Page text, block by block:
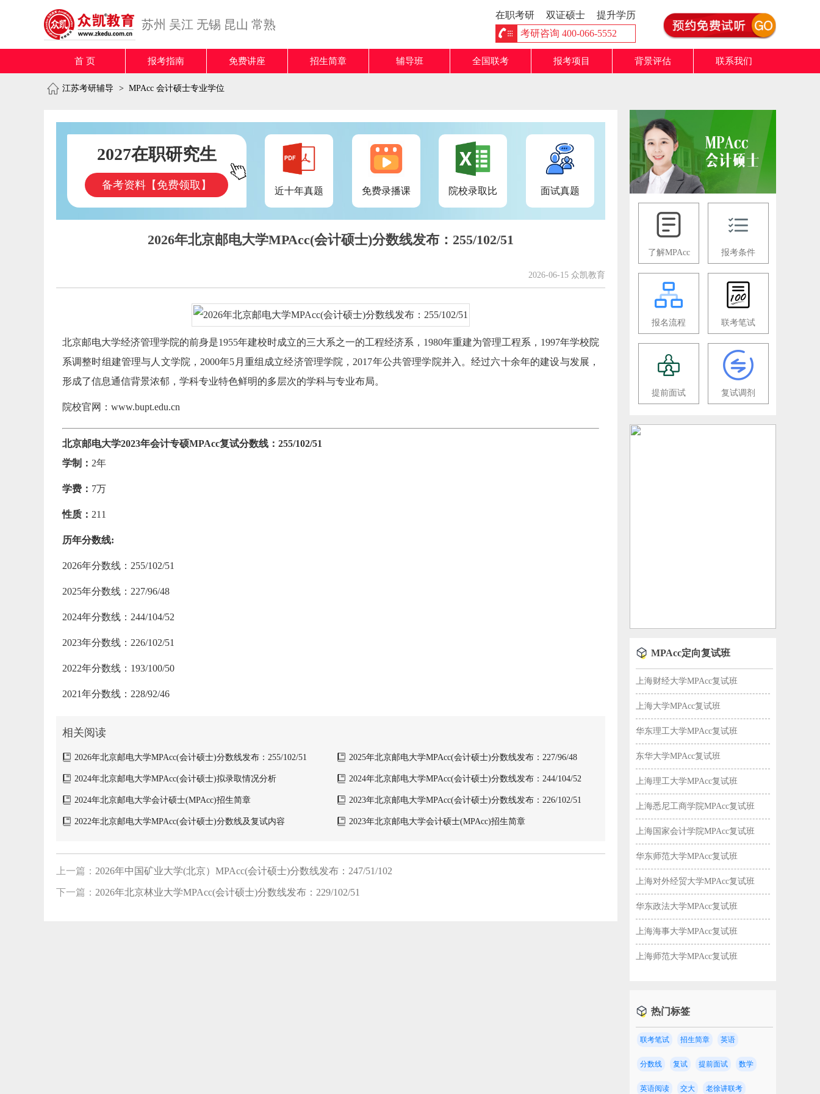
苏州 吴江 无锡 昆山 常熟
在职考研 双证硕士
提升学历
考研咨询 400-066-5552
首 页 报考指南 免费讲座 招生简章 辅导班 全国联考 报考项目 背景评估 联系我们
江苏考研辅导 > MPAcc 会计硕士专业学位
2027在职研究生
备考资料【免费领取】 近十年真题 免费录播课 院校录取比 面试真题
2026年北京邮电大学MPAcc(会计硕士)分数线发布：255/102/51
2026-06-15 众凯教育
北京邮电大学经济管理学院的前身是1955年建校时成立的三大系之一的工程经济系，1980年重建为管理工程系，1997年学校院
系调整时组建管理与人文学院，2000年5月重组成立经济管理学院，2017年公共管理学院并入。经过六十余年的建设与发展，
形成了信息通信背景浓郁，学科专业特色鲜明的多层次的学科与专业布局。
院校官网：www.bupt.edu.cn
北京邮电大学2023年会计专硕MPAcc复试分数线：255/102/51
学制： 2年
学费： 7万
性质： 211
历年分数线:
2026年分数线：255/102/51
2025年分数线：227/96/48
2024年分数线：244/104/52
2023年分数线：226/102/51
2022年分数线：193/100/50
2021年分数线：228/92/46
相关阅读
2026年北京邮电大学MPAcc(会计硕士)分数线发布：255/102/51 2025年北京邮电大学MPAcc(会计硕士)分数线发布：227/96/48
2024年北京邮电大学MPAcc(会计硕士)拟录取情况分析 2024年北京邮电大学MPAcc(会计硕士)分数线发布：244/104/52
2024年北京邮电大学会计硕士(MPAcc)招生简章 2023年北京邮电大学MPAcc(会计硕士)分数线发布：226/102/51
2022年北京邮电大学MPAcc(会计硕士)分数线及复试内容 2023年北京邮电大学会计硕士(MPAcc)招生简章
上一篇： 2026年中国矿业大学(北京）MPAcc(会计硕士)分数线发布：247/51/102
下一篇： 2026年北京林业大学MPAcc(会计硕士)分数线发布：229/102/51
了解MPAcc 报考条件
报名流程 联考笔试
提前面试 复试调剂
MPAcc定向复试班
上海财经大学MPAcc复试班
上海大学MPAcc复试班
华东理工大学MPAcc复试班
东华大学MPAcc复试班
上海理工大学MPAcc复试班
上海悉尼工商学院MPAcc复试班
上海国家会计学院MPAcc复试班
华东师范大学MPAcc复试班
上海对外经贸大学MPAcc复试班
华东政法大学MPAcc复试班
上海海事大学MPAcc复试班
上海师范大学MPAcc复试班
热门标签
联考笔试 招生简章 英语
分数线 复试 提前面试 数学
英语阅读 交大 老徐讲联考